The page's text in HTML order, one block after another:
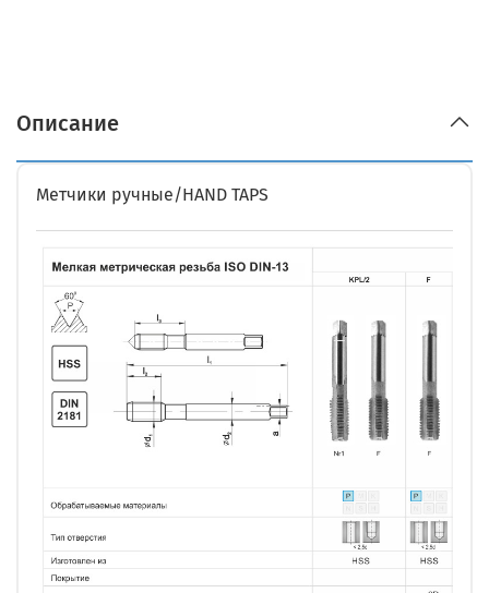
Описание
Метчики ручные/HAND TAPS